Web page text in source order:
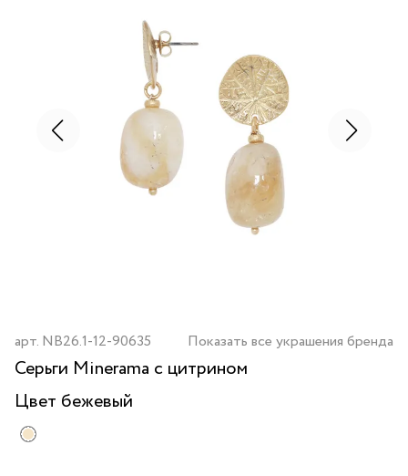
арт. NB26.1-12-90635 Показать все украшения бренда
Серьги Minerama с цитрином
Цвет бежевый